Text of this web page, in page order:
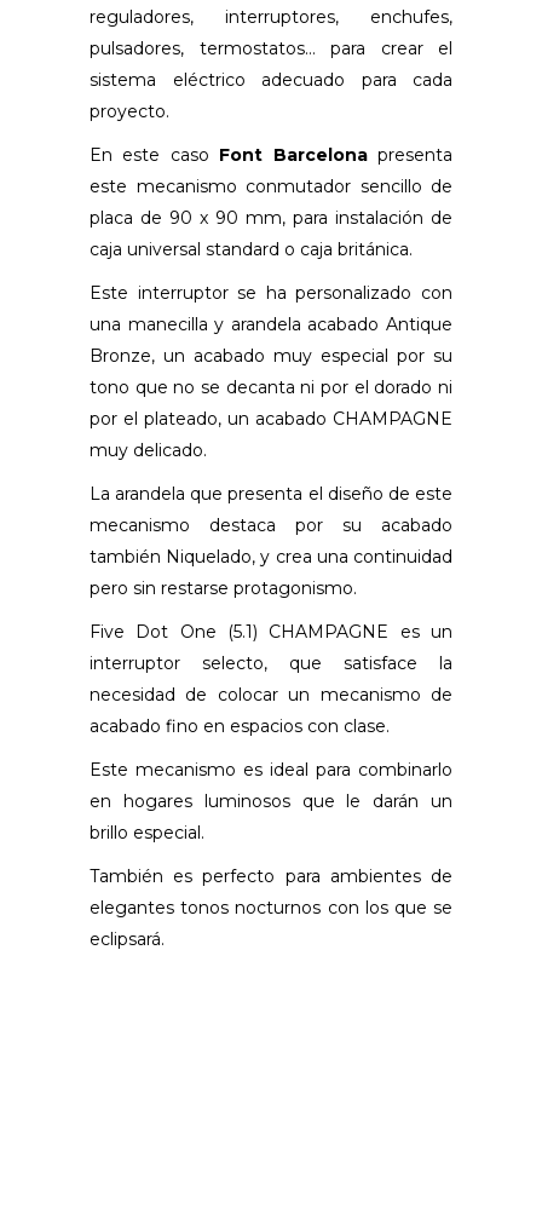
reguladores, interruptores, enchufes,
pulsadores, termostatos… para crear el
sistema eléctrico adecuado para cada
proyecto.
En este caso Font Barcelonapresenta
este mecanismo conmutador sencillo de
placa de 90 x 90 mm, para instalación de
caja universal standard o caja británica.
Este interruptor se ha personalizado con
una manecilla y arandela acabado Antique
Bronze, un acabado muy especial por su
tono que no se decanta ni por el dorado ni
por el plateado, un acabado CHAMPAGNE
muy delicado.
La arandela que presenta el diseño de este
mecanismo destaca por su acabado
también Niquelado, y crea una continuidad
pero sin restarse protagonismo.
Five Dot One (5.1) CHAMPAGNE es un
interruptor selecto, que satisface la
necesidad de colocar un mecanismo de
acabado fino en espacios con clase.
Este mecanismo es ideal para combinarlo
en hogares luminosos que le darán un
brillo especial.
También es perfecto para ambientes de
elegantes tonos nocturnos con los que se
eclipsará.